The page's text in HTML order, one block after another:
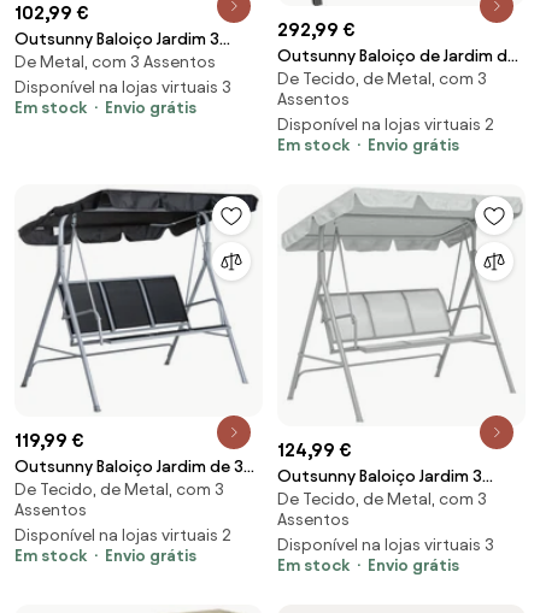
102,99 €
Outsunny Baloiço Jardim 3
Lugares Almofada Toldo
Ajustável Estrutura Aço Verde
Terraço 172x110x153 cm | Aosom
De Metal, com 3 Assentos
Disponível na lojas virtuais 3
Em stock
Envio grátis
292,99 €
Outsunny Baloiço de Jardim de
3 Lugares com Teto Ajustável
UPF50+ Assento Transpirável e
Estrutura em Metal 188x130x183
cm Cinza | Aosom Portugal
De Tecido, de Metal, com 3
Assentos
Disponível na lojas virtuais 2
Em stock
Envio grátis
119,99 €
Outsunny Baloiço Jardim de 3
Lugares com Toldo Ajustável
Encosto Respirável e Estrutura
de Metal Carga 200kg
171x108x154cm Preto | Aosom
De Tecido, de Metal, com 3
Assentos
Disponível na lojas virtuais 2
Em stock
Envio grátis
124,99 €
Outsunny Baloiço Jardim 3
Lugares Toldo Ajustável
Encosto Confortável Estrutura
Resistente Metal 171x108x154
cm Cinza | Aosom Portugal
De Tecido, de Metal, com 3
Assentos
Disponível na lojas virtuais 3
Em stock
Envio grátis